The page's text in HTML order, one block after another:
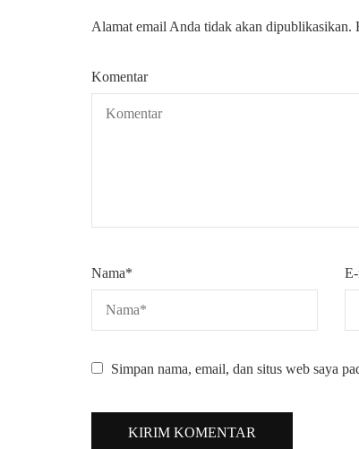
Alamat email Anda tidak akan dipublikasikan.
Komentar
Nama*
Simpan nama, email, dan situs web saya